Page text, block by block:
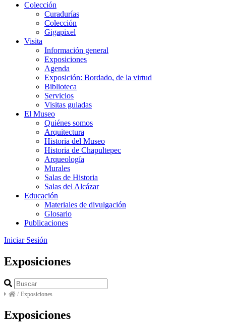
Colección
Curadurías
Colección
Gigapixel
Visita
Información general
Exposiciones
Agenda
Exposición: Bordado, de la virtud
Biblioteca
Servicios
Visitas guiadas
El Museo
Quiénes somos
Arquitectura
Historia del Museo
Historia de Chapultepec
Arqueología
Murales
Salas de Historia
Salas del Alcázar
Educación
Materiales de divulgación
Glosario
Publicaciones
Iniciar Sesión
Exposiciones
/ Exposiciones
Exposiciones